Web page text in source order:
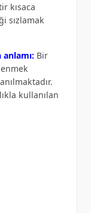
kısaca
sızlamak
Bir
kullanılan